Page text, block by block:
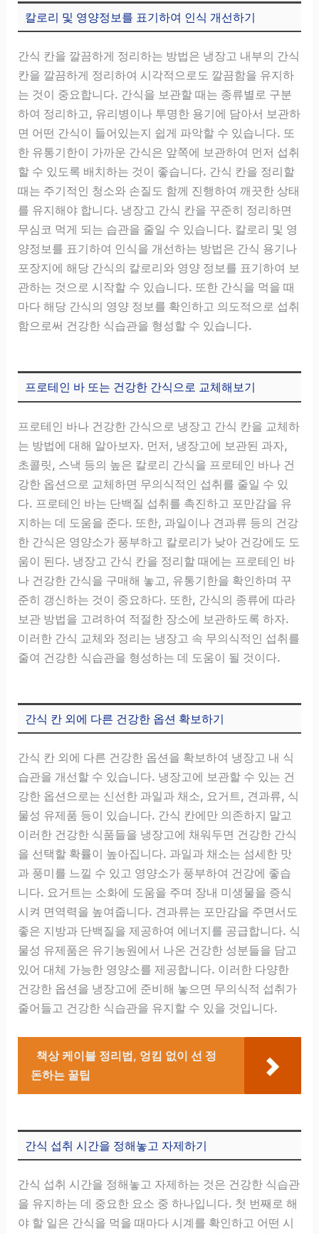
칼로리 및 영양정보를 표기하여 인식 개선하기
간식 칸을 깔끔하게 정리하는 방법은 냉장고 내부의 간식
칸을 깔끔하게 정리하여 시각적으로도 깔끔함을 유지하
는 것이 중요합니다. 간식을 보관할 때는 종류별로 구분
하여 정리하고, 유리병이나 투명한 용기에 담아서 보관하
면 어떤 간식이 들어있는지 쉽게 파악할 수 있습니다. 또
한 유통기한이 가까운 간식은 앞쪽에 보관하여 먼저 섭취
할 수 있도록 배치하는 것이 좋습니다. 간식 칸을 정리할
때는 주기적인 청소와 손질도 함께 진행하여 깨끗한 상태
를 유지해야 합니다. 냉장고 간식 칸을 꾸준히 정리하면
무심코 먹게 되는 습관을 줄일 수 있습니다. 칼로리 및 영
양정보를 표기하여 인식을 개선하는 방법은 간식 용기나
포장지에 해당 간식의 칼로리와 영양 정보를 표기하여 보
관하는 것으로 시작할 수 있습니다. 또한 간식을 먹을 때
마다 해당 간식의 영양 정보를 확인하고 의도적으로 섭취
함으로써 건강한 식습관을 형성할 수 있습니다.
프로테인 바 또는 건강한 간식으로 교체해보기
프로테인 바나 건강한 간식으로 냉장고 간식 칸을 교체하
는 방법에 대해 알아보자. 먼저, 냉장고에 보관된 과자,
초콜릿, 스낵 등의 높은 칼로리 간식을 프로테인 바나 건
강한 옵션으로 교체하면 무의식적인 섭취를 줄일 수 있
다. 프로테인 바는 단백질 섭취를 촉진하고 포만감을 유
지하는 데 도움을 준다. 또한, 과일이나 견과류 등의 건강
한 간식은 영양소가 풍부하고 칼로리가 낮아 건강에도 도
움이 된다. 냉장고 간식 칸을 정리할 때에는 프로테인 바
나 건강한 간식을 구매해 놓고, 유통기한을 확인하며 꾸
준히 갱신하는 것이 중요하다. 또한, 간식의 종류에 따라
보관 방법을 고려하여 적절한 장소에 보관하도록 하자.
이러한 간식 교체와 정리는 냉장고 속 무의식적인 섭취를
줄여 건강한 식습관을 형성하는 데 도움이 될 것이다.
간식 칸 외에 다른 건강한 옵션 확보하기
간식 칸 외에 다른 건강한 옵션을 확보하여 냉장고 내 식
습관을 개선할 수 있습니다. 냉장고에 보관할 수 있는 건
강한 옵션으로는 신선한 과일과 채소, 요거트, 견과류, 식
물성 유제품 등이 있습니다. 간식 칸에만 의존하지 말고
이러한 건강한 식품들을 냉장고에 채워두면 건강한 간식
을 선택할 확률이 높아집니다. 과일과 채소는 섬세한 맛
과 풍미를 느낄 수 있고 영양소가 풍부하여 건강에 좋습
니다. 요거트는 소화에 도움을 주며 장내 미생물을 증식
시켜 면역력을 높여줍니다. 견과류는 포만감을 주면서도
좋은 지방과 단백질을 제공하여 에너지를 공급합니다. 식
물성 유제품은 유기농원에서 나온 건강한 성분들을 담고
있어 대체 가능한 영양소를 제공합니다. 이러한 다양한
건강한 옵션을 냉장고에 준비해 놓으면 무의식적 섭취가
줄어들고 건강한 식습관을 유지할 수 있을 것입니다.
책상 케이블 정리법, 엉킴 없이 선 정
돈하는 꿀팁
간식 섭취 시간을 정해놓고 자제하기
간식 섭취 시간을 정해놓고 자제하는 것은 건강한 식습관
을 유지하는 데 중요한 요소 중 하나입니다. 첫 번째로 해
야 할 일은 간식을 먹을 때마다 시계를 확인하고 어떤 시